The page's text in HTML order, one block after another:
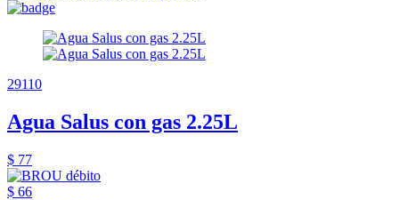
29110
Agua Salus con gas 2.25L
$ 77
$ 66